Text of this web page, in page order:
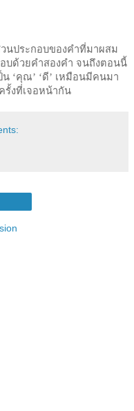
นประกอบของคำที่มาผสม
บด้วยคำสองคำ จนถึงตอนนี้
น ‘คุณ’ ‘ดี’ เหมือนมีคนมา
รั้งที่เจอหน้ากัน